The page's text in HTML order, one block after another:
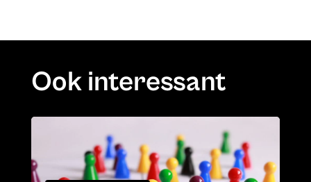
Ook interessant